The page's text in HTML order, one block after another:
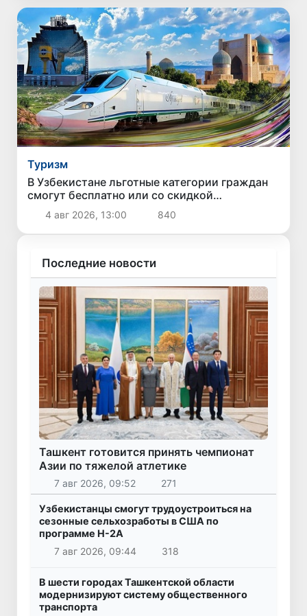
Туризм
В Узбекистане льготные категории граждан
смогут бесплатно или со скидкой
путешествовать по стране
4 авг 2026, 13:00 840
Последние новости
Ташкент готовится принять чемпионат
Азии по тяжелой атлетике
7 авг 2026, 09:52 271
Узбекистанцы смогут трудоустроиться на
сезонные сельхозработы в США по
программе H-2A
7 авг 2026, 09:44
318
В шести городах Ташкентской области
модернизируют систему общественного
транспорта